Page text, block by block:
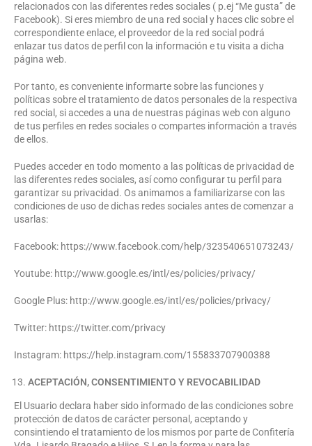
relacionados con las diferentes redes sociales ( p.ej “Me gusta” de
Facebook). Si eres miembro de una red social y haces clic sobre el
correspondiente enlace, el proveedor de la red social podrá
enlazar tus datos de perfil con la información e tu visita a dicha
página web.
Por tanto, es conveniente informarte sobre las funciones y
políticas sobre el tratamiento de datos personales de la respectiva
red social, si accedes a una de nuestras páginas web con alguno
de tus perfiles en redes sociales o compartes información a través
de ellos.
Puedes acceder en todo momento a las políticas de privacidad de
las diferentes redes sociales, así como configurar tu perfil para
garantizar su privacidad. Os animamos a familiarizarse con las
condiciones de uso de dichas redes sociales antes de comenzar a
usarlas:
Facebook: https://www.facebook.com/help/323540651073243/
Youtube: http://www.google.es/intl/es/policies/privacy/
Google Plus: http://www.google.es/intl/es/policies/privacy/
Twitter: https://twitter.com/privacy
Instagram: https://help.instagram.com/155833707900388
ACEPTACIÓN, CONSENTIMIENTO Y REVOCABILIDAD
El Usuario declara haber sido informado de las condiciones sobre
protección de datos de carácter personal, aceptando y
consintiendo el tratamiento de los mismos por parte de Confitería